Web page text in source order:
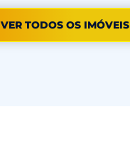
VER TODOS OS IMÓVEIS